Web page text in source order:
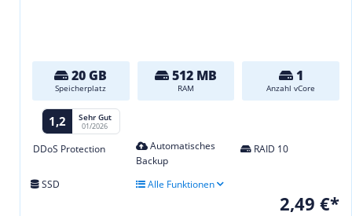
20 GB
Speicherplatz
512 MB
RAM
1
Anzahl vCore
1,2 Sehr Gut
01/2026
DDoS Protection
Automatisches
Backup
RAID 10
SSD Alle Funktionen
2,49 €*